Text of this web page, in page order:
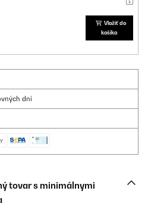
Vložiť do
košíka
dní
tovar s minimálnymi